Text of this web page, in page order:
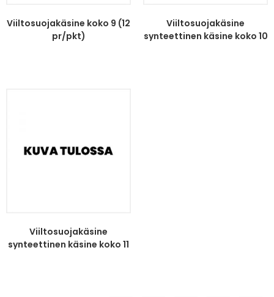
Viiltosuojakäsine koko 9 (12
pr/pkt)
Viiltosuojakäsine
synteettinen käsine koko 10
Viiltosuojakäsine
synteettinen käsine koko 11